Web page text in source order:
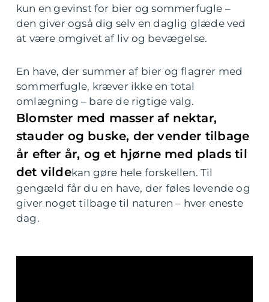
kun en gevinst for bier og sommerfugle –
den giver også dig selv en daglig glæde ved
at være omgivet af liv og bevægelse.
En have, der summer af bier og flagrer med
sommerfugle, kræver ikke en total
omlægning – bare de rigtige valg.
Blomster med masser af nektar,
stauder og buske, der vender tilbage
år efter år, og et hjørne med plads til
det vildekan gøre hele forskellen. Til
gengæld får du en have, der føles levende og
giver noget tilbage til naturen – hver eneste
dag.